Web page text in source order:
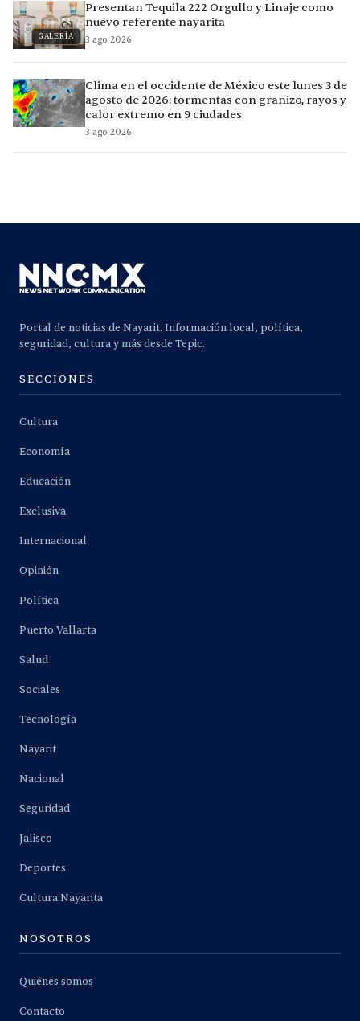
GALERÍA
Presentan Tequila 222 Orgullo y Linaje como
nuevo referente nayarita
3 ago 2026
Clima en el occidente de México este lunes 3 de
agosto de 2026: tormentas con granizo, rayos y
calor extremo en 9 ciudades
3 ago 2026
Portal de noticias de Nayarit. Información local, política,
seguridad, cultura y más desde Tepic.
SECCIONES
Cultura
Economía
Educación
Exclusiva
Internacional
Opinión
Política
Puerto Vallarta
Salud
Sociales
Tecnología
Nayarit
Nacional
Seguridad
Jalisco
Deportes
Cultura Nayarita
NOSOTROS
Quiénes somos
Contacto